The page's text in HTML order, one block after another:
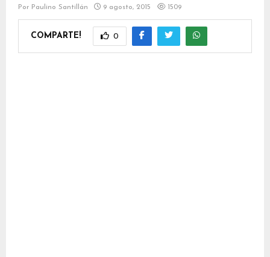
Por Paulino Santillán 9 agosto, 2015 1509
COMPARTE! 0